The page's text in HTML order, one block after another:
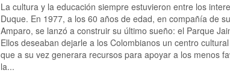
La cultura y la educación siempre estuvieron entre los
Duque. En 1977, a los 60 años de edad, en compañía de
Amparo, se lanzó a construir su último sueño: el Parque
Ellos deseaban dejarle a los Colombianos un centro
que a su vez generara recursos para apoyar a los menos
la...